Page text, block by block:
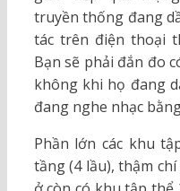
truyền thống đang
tác trên điện thoại
Bạn sẽ phải đắn đo
không khi họ đang
đang nghe nhạc
Phần lớn các khu
tầng (4 lầu), thậm